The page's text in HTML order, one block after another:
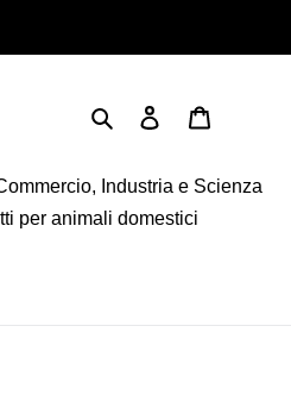
Cerca Accedi
Industria e Scienza
per animali domestici